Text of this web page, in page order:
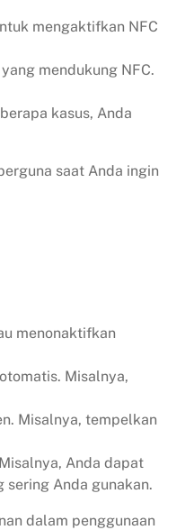
mengaktifkan NFC
mendukung NFC.
kasus, Anda
saat Anda ingin
menonaktifkan
Misalnya,
Misalnya, tempelkan
Anda dapat
Anda gunakan.
dalam penggunaan